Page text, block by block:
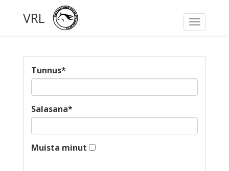
Toggle
VRL
Tunnus*
Salasana*
Muista minut